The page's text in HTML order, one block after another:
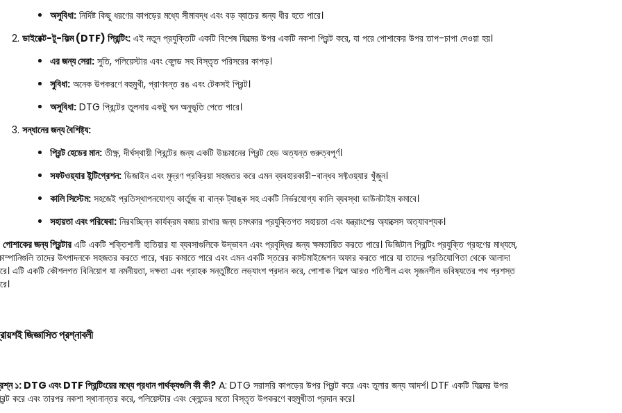
অসুবিধা: নির্দিষ্ট কিছু ধরণের কাপড়ের মধ্যে সীমাবদ্ধ এবং বড় ব্যাচের জন্য ধীর হতে পারে।
ডাইরেক্ট-টু-ফিল্ম (DTF) প্রিন্টিং: এই নতুন প্রযুক্তিটি একটি বিশেষ ফিল্মের উপর একটি নকশা প্রিন্ট করে, যা পরে পোশাকের উপর তাপ-চাপা দেওয়া হয়।
এর জন্য সেরা: সুতি, পলিয়েস্টার এবং ব্লেন্ড সহ বিস্তৃত পরিসরের কাপড়।
সুবিধা: অনেক উপকরণে বহুমুখী, প্রাণবন্ত রঙ এবং টেকসই প্রিন্ট।
অসুবিধা: DTG প্রিন্টের তুলনায় একটু ঘন অনুভূতি পেতে পারে।
সন্ধানের জন্য বৈশিষ্ট্য:
প্রিন্ট হেডের মান:তীক্ষ্ণ, দীর্ঘস্থায়ী প্রিন্টের জন্য একটি উচ্চমানের প্রিন্ট হেড অত্যন্ত গুরুত্বপূর্ণ।
সফটওয়্যার ইন্টিগ্রেশন: ডিজাইন এবং মুদ্রণ প্রক্রিয়া সহজতর করে এমন ব্যবহারকারী-বান্ধব সফ্টওয়্যার খুঁজুন।
কালি সিস্টেম: সহজেই প্রতিস্থাপনযোগ্য কার্তুজ বা বাল্ক ট্যাঙ্ক সহ একটি নির্ভরযোগ্য কালি ব্যবস্থা ডাউনটাইম কমাবে।
সহায়তা এবং পরিষেবা: নিরবচ্ছিন্ন কার্যক্রম বজায় রাখার জন্য চমৎকার প্রযুক্তিগত সহায়তা এবং যন্ত্রাংশের অ্যাক্সেস অত্যাবশ্যক।
পোশাকের জন্য প্রিন্টার এটি একটি শক্তিশালী হাতিয়ার যা ব্যবসাগুলিকে উদ্ভাবন এবং প্রবৃদ্ধির জন্য ক্ষমতায়িত করতে পারে। ডিজিটাল প্রিন্টিং প্রযুক্তি গ্রহণের মাধ্যমে,
তাদের উৎপাদনকে সহজতর করতে পারে, খরচ কমাতে পারে এবং এমন একটি স্তরের কাস্টমাইজেশন অফার করতে পারে যা তাদের প্রতিযোগিতা থেকে আলাদা
এটি একটি কৌশলগত বিনিয়োগ যা নমনীয়তা, দক্ষতা এবং গ্রাহক সন্তুষ্টিতে লভ্যাংশ প্রদান করে, পোশাক শিল্পে আরও গতিশীল এবং সৃজনশীল ভবিষ্যতের পথ প্রশস্ত
জিজ্ঞাসিত প্রশ্নাবলী
১: DTG এবং DTF প্রিন্টিংয়ের মধ্যে প্রধান পার্থক্যগুলি কী কী? A: DTG সরাসরি কাপড়ের উপর প্রিন্ট করে এবং তুলার জন্য আদর্শ। DTF একটি ফিল্মের উপর
করে এবং তারপর নকশা স্থানান্তর করে, পলিয়েস্টার এবং ব্লেন্ডের মতো বিস্তৃত উপকরণে বহুমুখীতা প্রদান করে।